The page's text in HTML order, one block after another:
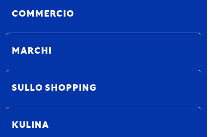
COMMERCIO
MARCHI
SULLO SHOPPING
KULINA